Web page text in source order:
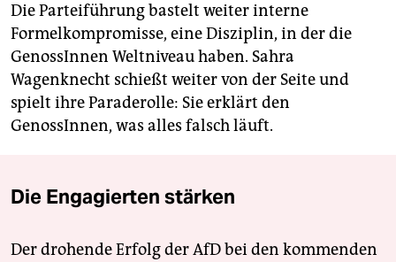
Die Parteiführung bastelt weiter interne
Formelkompromisse, eine Disziplin, in der die
GenossInnen Weltniveau haben. Sahra
Wagenknecht schießt weiter von der Seite und
spielt ihre Paraderolle: Sie erklärt den
GenossInnen, was alles falsch läuft.
Die Engagierten stärken
Der drohende Erfolg der AfD bei den kommenden